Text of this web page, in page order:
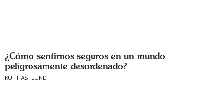
¿Cómo sentirnos seguros en un mundo
peligrosamente desordenado?
KURT ASPLUND